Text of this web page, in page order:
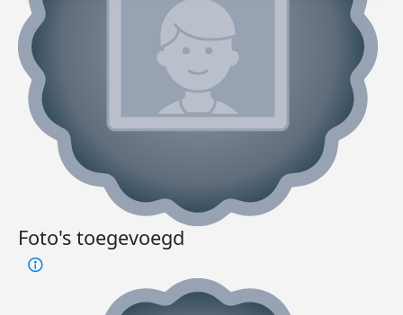
Foto's toegevoegd